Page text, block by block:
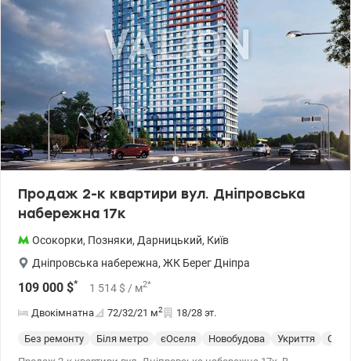
Продаж 2-к квартири вул. Дніпровська
набережна 17к
Осокорки, Позняки, Дарницький, Київ
Дніпровська набережна, ЖК Берег Дніпра
109 000 $* 1 514 $ / м2*
Двокімнатна 72/32/21 м2 18/28 эт.
Без ремонту Біля метро єОселя Новобудова Укриття